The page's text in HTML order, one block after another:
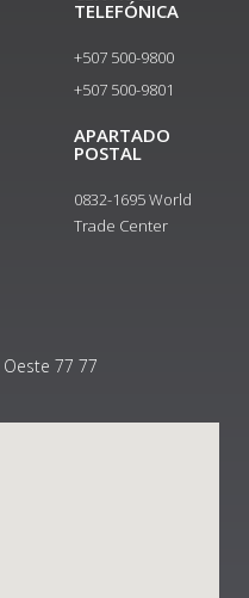
TELEFÓNICA
+507 500-9800
+507 500-9801​
APARTADO
POSTAL
0832-1695 World
Trade Center
77 77